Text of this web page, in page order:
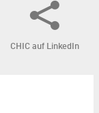
CHIC auf LinkedIn